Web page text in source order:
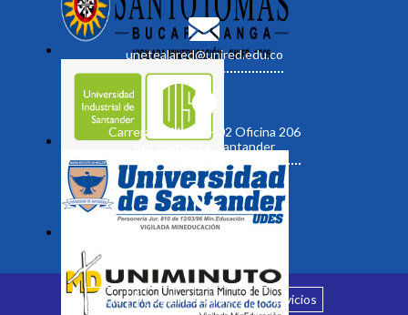
unetealared@unired.edu.co
Carrera 19 No. 35 - 02 Oficina 206
Bucaramanga, Santander
Inicio ¿Quiénes somos? Servicios